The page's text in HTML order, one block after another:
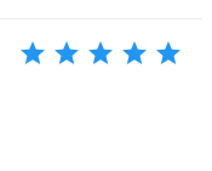
star star star star star